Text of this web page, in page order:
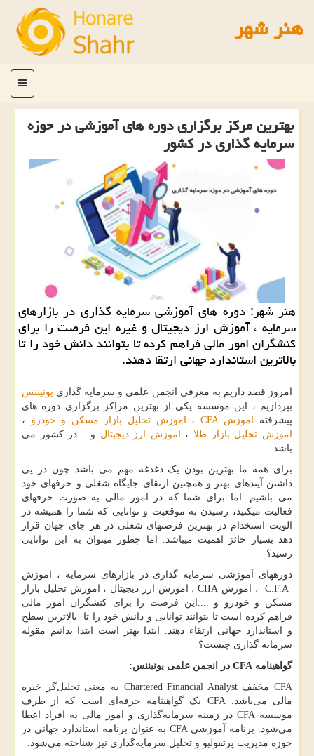
هنر شهر
منو
بهترین مركز برگزاری دوره های آموزشی در حوزه
سرمایه گذاری در كشور
هنر شهر: دوره های آموزشی سرمایه گذاری در بازارهای
سرمایه ، آموزش ارز دیجیتال و غیره این فرصت را برای
كنشگران امور مالی فراهم كرده تا بتوانند دانش خود را تا
بالاترین استاندارد جهانی ارتقا دهند.
امروز قصد داریم به معرفی انجمن علمی و سرمایه گذاری یونیننس
بپردازیم ، این موسسه یکی از بهترین مراکز برگزاری دوره های
پیشرفته
اموزش CFA ، اموزش تحلیل بازار مسکن و خودرو ،
اموزش تحلیل بازار طلا، اموزش ارز دیجیتال و ...در کشور می
باشد.
برای همه ما بهترین بودن یک دغدغه مهم می باشد چون در پی
داشتن آینده­ای بهتر و همچنین ارتقای جایگاه شغلی و حرفه­ای خود
می باشیم. اما برای شما که در امور مالی به صورت حرفه­ای
فعالیت می­کنید، رسیدن به موقعیت و توانایی که شما را همیشه در
الویت استخدام در بهترین فرصت­های شغلی در هر جای جهان قرار
دهد بسیار حائز اهمیت می­باشد. اما چطور می­توان به این توانایی
رسید؟
دوره­های آموزشی سرمایه گذاری در بازارهای سرمایه ، اموزش
C.F.A، اموزش CIIA، اموزش ارز دیجیتال ، اموزش تحلیل بازار
مسکن و خودرو و ....این فرصت را برای کنشگران امور مالی
فراهم کرده است تا بتوانند توانایی و دانش خود را تا بالاترین سطح
و استاندارد جهانی ارتقاء دهند. ابتدا بهتر است ابتدا بدانیم مقوله
سرمایه گذاری چیست؟
گواهینامه CFA در انجمن علمی یونیننس:
CFA مخففChartered Financial Analyst به معنی تحلیل‌گر خبره
مالی می‌باشد. CFA یک گواهینامه حرفه‌ا‌‌ی است که از طرف
موسسه CFA در زمینه سرمایه‌گذاری و امور مالی به افراد اعطا
می‌شود. برنامه آموزشی CFA به عنوان برنامه استاندارد جهانی در
حوزه مدیریت پرتفولیو و تحلیل سرمایه‌گذاری نیز شناخته می‌شود.